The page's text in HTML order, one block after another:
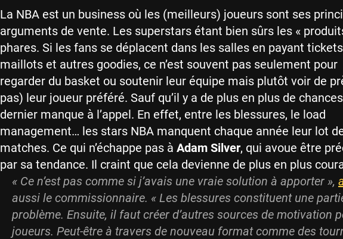
La NBA est un business où les (meilleurs) joueurs sont ses
arguments de vente. Les superstars étant bien sûrs les «
phares. Si les fans se déplacent dans les salles en payant
maillots et autres goodies, ce n’est souvent pas seulement pour
regarder du basket ou soutenir leur équipe mais plutôt voir de
pas) leur joueur préféré. Sauf qu’il y a de plus en plus de
dernier manque à l’appel. En effet, entre les blessures, le load
management… les stars NBA manquent chaque année leur lot
matches. Ce qui n’échappe pas à Adam Silver, qui avoue être
par sa tendance. Il craint que cela devienne de plus en plus
« Ce n’est pas comme si j’avais une vraie solution à apporter »,
aussi le commissionnaire. « Les blessures constituent une
problème. Ensuite, il faut créer d’autres sources de motivation
joueurs. Peut-être à travers de nouveau format comme des